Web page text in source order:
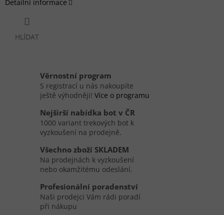
Detailní informace
HLÍDAT
Věrnostní program
S registrací u nás nakoupíte
ještě výhodněji! Více o programu
Nejširší nabídka bot v ČR
1000 variant trekových bot k
vyzkoušení na prodejně.
Všechno zboží SKLADEM
Na prodejnách k vyzkoušení
nebo okamžitému odeslání.
Profesionální poradenství
Naši prodejci Vám rádi poradí
při nákupu